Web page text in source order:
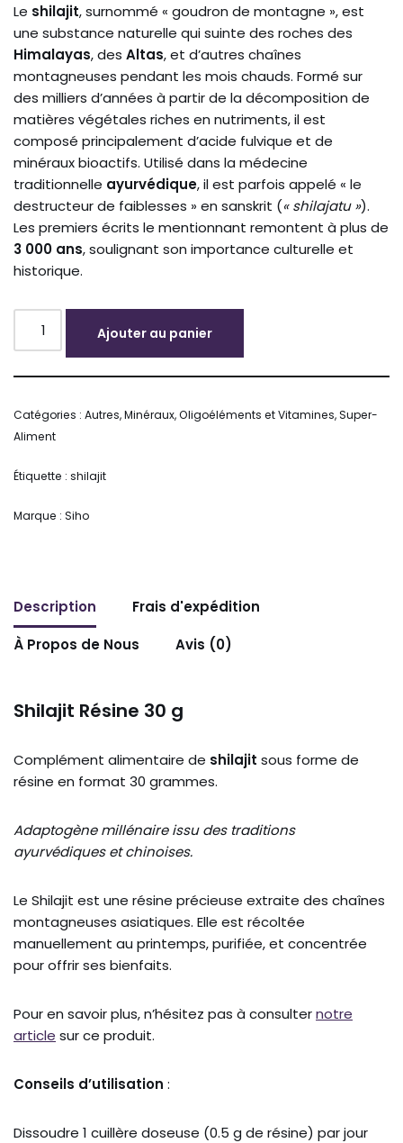
Le shilajit, surnommé « goudron de montagne », est
une substance naturelle qui suinte des roches des
Himalayas, des Altas, et d’autres chaînes
montagneuses pendant les mois chauds. Formé sur
des milliers d’années à partir de la décomposition de
matières végétales riches en nutriments, il est
composé principalement d’acide fulvique et de
minéraux bioactifs. Utilisé dans la médecine
traditionnelle ayurvédique, il est parfois appelé « le
destructeur de faiblesses » en sanskrit (« shilajatu »).
Les premiers écrits le mentionnant remontent à plus de
3 000 ans, soulignant son importance culturelle et
historique.
Ajouter au panier
Catégories : Autres,Minéraux, Oligoéléments et Vitamines,Super-
Aliment
Étiquette : shilajit
Marque : Siho
Description
Frais d'expédition
À Propos de Nous
Avis (0)
Shilajit Résine 30 g
Complément alimentaire de shilajit sous forme de
résine en format 30 grammes.
Adaptogène millénaire issu des traditions
ayurvédiques et chinoises.
Le Shilajit est une résine précieuse extraite des chaînes
montagneuses asiatiques. Elle est récoltée
manuellement au printemps, purifiée, et concentrée
pour offrir ses bienfaits.
Pour en savoir plus, n’hésitez pas à consulternotre
article sur ce produit.
Conseils d’utilisation :
Dissoudre 1 cuillère doseuse (0.5 g de résine) par jour